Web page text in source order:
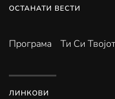
ОСТАНАТИ ВЕСТИ
Програма Ти Си
ЛИНКОВИ